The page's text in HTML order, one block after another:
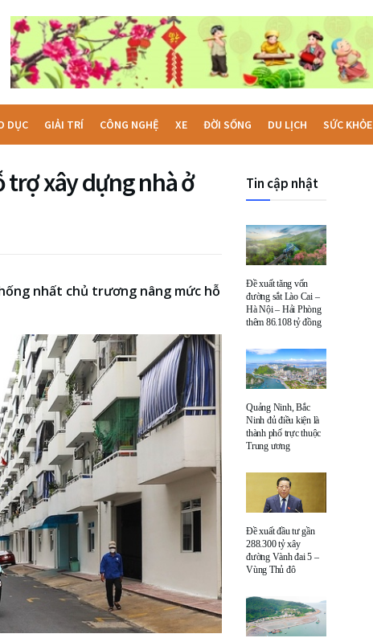
DỤC GIẢI TRÍ CÔNG NGHỆ XE ĐỜI SỐNG DU LỊCH SỨC KHỎE
trợ xây dựng nhà ở
nhất chủ trương nâng mức hỗ
Tin cập nhật
Đề xuất tăng vốn
đường sắt Lào Cai –
Hà Nội – Hải Phòng
thêm 86.108 tỷ đồng
Quảng Ninh, Bắc
Ninh đủ điều kiện là
thành phố trực thuộc
Trung ương
Đề xuất đầu tư gần
288.300 tỷ xây
đường Vành đai 5 –
Vùng Thủ đô